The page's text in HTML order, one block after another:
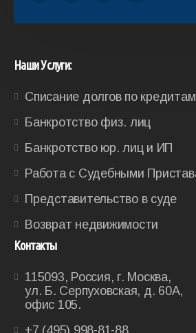
Наши Услуги:
Списание долгов по кредитам
Банкротство физ. лиц
Банкротство юр. лиц и ИП
Работа с Судебными
Представительство в суде
Возврат недвижимости
Контакты
115093, Россия, г. Москва,
ул. Б. Серпуховская, д. 60А,
офис 105.
+7 (495) 998-81-88